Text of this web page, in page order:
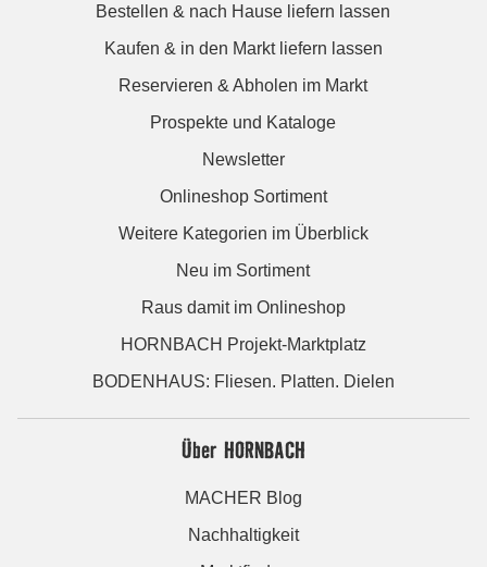
Bestellen & nach Hause liefern lassen
Kaufen & in den Markt liefern lassen
Reservieren & Abholen im Markt
Prospekte und Kataloge
Newsletter
Onlineshop Sortiment
Weitere Kategorien im Überblick
Neu im Sortiment
Raus damit im Onlineshop
HORNBACH Projekt-Marktplatz
BODENHAUS: Fliesen. Platten. Dielen
Über HORNBACH
MACHER Blog
Nachhaltigkeit